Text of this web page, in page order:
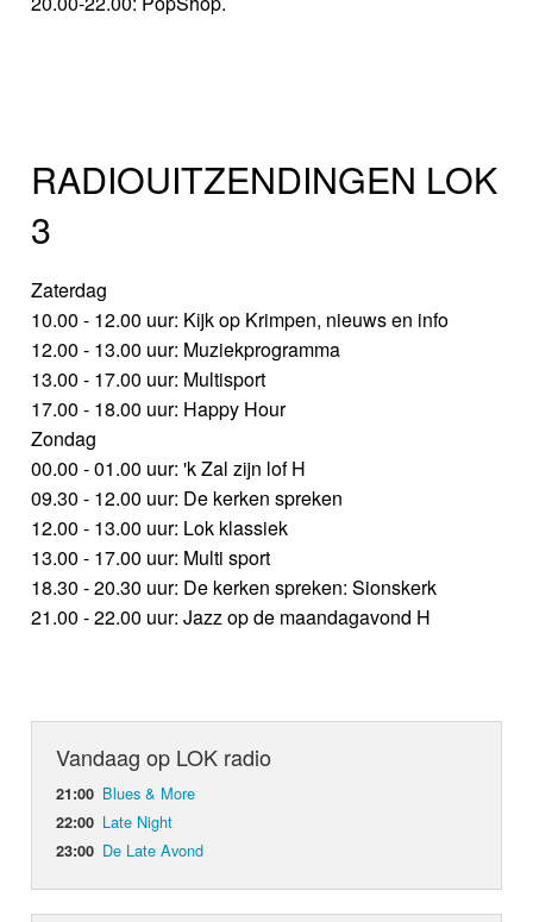
RADIOUITZENDINGEN LOK
3
Zaterdag
10.00 - 12.00 uur: Kijk op Krimpen, nieuws en info
12.00 - 13.00 uur: Muziekprogramma
13.00 - 17.00 uur: Multisport
17.00 - 18.00 uur: Happy Hour
Zondag
00.00 - 01.00 uur: 'k Zal zijn lof H
09.30 - 12.00 uur: De kerken spreken
12.00 - 13.00 uur: Lok klassiek
13.00 - 17.00 uur: Multi sport
18.30 - 20.30 uur: De kerken spreken: Sionskerk
21.00 - 22.00 uur: Jazz op de maandagavond H
Vandaag op LOK radio
21:00 Blues & More
22:00 Late Night
23:00 De Late Avond